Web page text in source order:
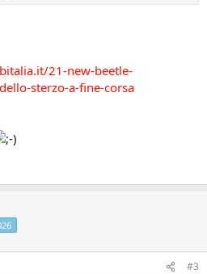
21-new-beetle-
sterzo-a-fine-corsa
#3